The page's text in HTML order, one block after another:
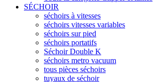
SÉCHOIR
séchoirs à vitesses
séchoirs vitesses variables
séchoirs sur pied
séchoirs portatifs
Séchoir Double K
séchoirs metro vacuum
tous pièces séchoirs
tuyaux de séchoir